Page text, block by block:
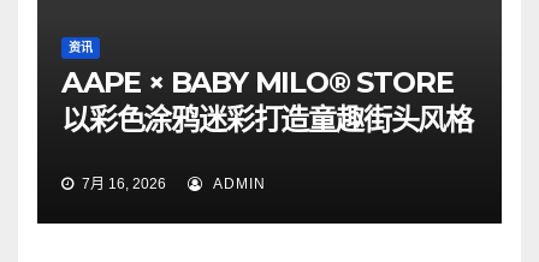
资讯
AAPE × BABY MILO® STORE
以彩色涂鸦迷彩打造童趣街头风格
7月 16, 2026 ADMIN